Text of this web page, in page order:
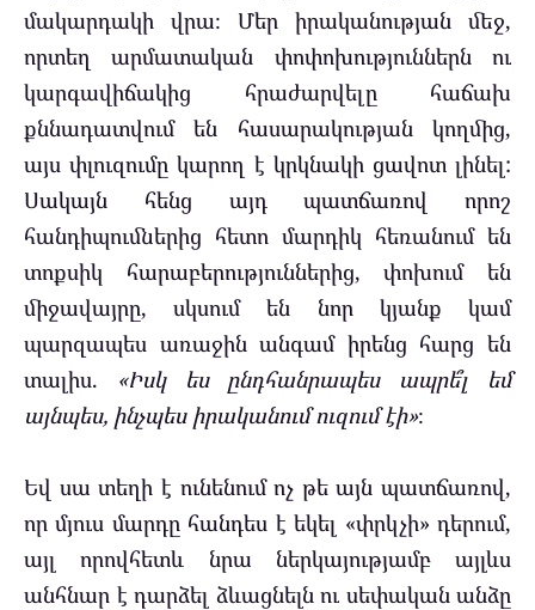
մակարդակի վրա։ Մեր իրականության մեջ,
որտեղ արմատական փոփոխություններն ու
կարգավիճակից հրաժարվելը հաճախ
քննադատվում են հասարակության կողմից,
այս փլուզումը կարող է կրկնակի ցավոտ լինել:
Սակայն հենց այդ պատճառով որոշ
հանդիպումներից հետո մարդիկ հեռանում են
տոքսիկ հարաբերություններից, փոխում են
միջավայրը, սկսում են նոր կյանք կամ
պարզապես առաջին անգամ իրենց հարց են
տալիս. «Իսկ ես ընդհանրապես ապրե՞լ եմ
այնպես, ինչպես իրականում ուզում էի»։
Եվ սա տեղի է ունենում ոչ թե այն պատճառով,
որ մյուս մարդը հանդես է եկել «փրկչի» դերում,
այլ որովհետև նրա ներկայությամբ այլևս
անհնար է դարձել ձևացնելն ու սեփական անձը